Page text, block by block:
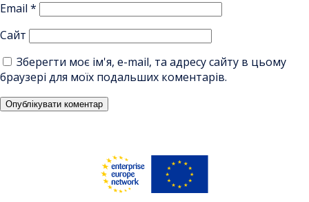
Email *
Сайт
Зберегти моє ім'я, e-mail, та адресу сайту в цьому
браузері для моїх подальших коментарів.